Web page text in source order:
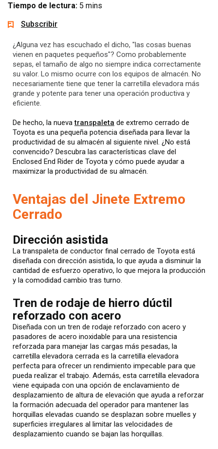
Tiempo de lectura: 5 mins
Subscribir
¿Alguna vez has escuchado el dicho, "las cosas buenas
vienen en paquetes pequeños"? Como probablemente
sepas, el tamaño de algo no siempre indica correctamente
su valor. Lo mismo ocurre con los equipos de almacén. No
necesariamente tiene que tener la carretilla elevadora más
grande y potente para tener una operación productiva y
eficiente.
De hecho, la nuevatranspaleta de extremo cerrado de
Toyota es una pequeña potencia diseñada para llevar la
productividad de su almacén al siguiente nivel. ¿No está
convencido? Descubra las características clave del
Enclosed End Rider de Toyota y cómo puede ayudar a
maximizar la productividad de su almacén.
Ventajas del Jinete Extremo
Cerrado
Dirección asistida
La transpaleta de conductor final cerrado de Toyota está
diseñada con dirección asistida, lo que ayuda a disminuir la
cantidad de esfuerzo operativo, lo que mejora la producción
y la comodidad cambio tras turno.
Tren de rodaje de hierro dúctil
reforzado con acero
Diseñada con un tren de rodaje reforzado con acero y
pasadores de acero inoxidable para una resistencia
reforzada para manejar las cargas más pesadas, la
carretilla elevadora cerrada es la carretilla elevadora
perfecta para ofrecer un rendimiento impecable para que
pueda realizar el trabajo. Además, esta carretilla elevadora
viene equipada con una opción de enclavamiento de
desplazamiento de altura de elevación que ayuda a reforzar
la formación adecuada del operador para mantener las
horquillas elevadas cuando se desplazan sobre muelles y
superficies irregulares al limitar las velocidades de
desplazamiento cuando se bajan las horquillas.